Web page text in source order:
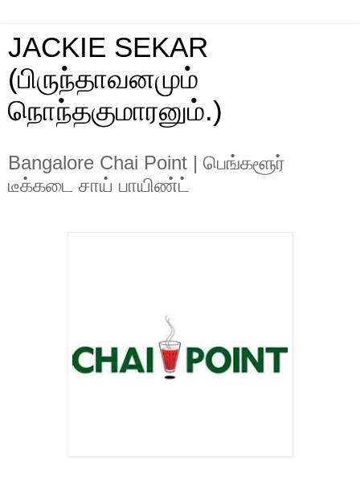
JACKIE SEKAR
(பிருந்தாவனமும்
நொந்தகுமாரனும்.)
Bangalore Chai Point | பெங்களூர்
டீக்கடை சாய் பாயிண்ட்